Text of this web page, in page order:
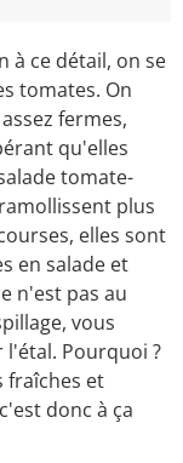
à ce détail, on se
tomates. On
fermes,
qu'elles
tomate-
plus
elles sont
en salade et
n'est pas au
vous
Pourquoi ?
fraîches et
donc à ça